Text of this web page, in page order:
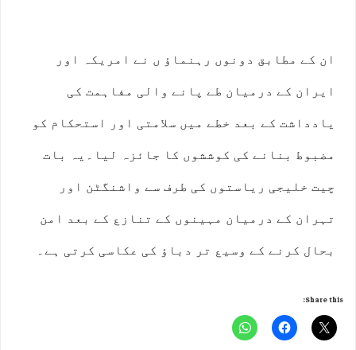
ان کے مطابق دونوں رہنماﺅ ں نے امریکہ اور
ایران کے درمیان طے پانے والی مفاہمت کی
یادداشت کے بعد خطے میں سلامتی اور استحکام کو
مضبوط بنانے کی کوششوں کا جائزہ لیا۔یہ بات
چیت خلیجی ریاستوں کی طرف سے واشنگٹن اور
تہران کے درمیان مہینوں کے تنازع کے بعد امن
بحال کرنے کے وسیع تر دباﺅ کی عکاسی کرتی ہے۔
Share this: